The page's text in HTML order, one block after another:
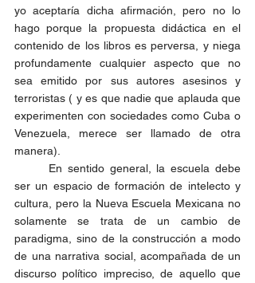
yo aceptaría dicha afirmación, pero no lo
hago porque la propuesta didáctica en el
contenido de los libros es perversa, y niega
profundamente cualquier aspecto que no
sea emitido por sus autores asesinos y
terroristas ( y es que nadie que aplauda que
experimenten con sociedades como Cuba o
Venezuela, merece ser llamado de otra
manera).
ser un espacio de formación de intelecto y
cultura, pero la Nueva Escuela Mexicana no
solamente se trata de un cambio de
paradigma, sino de la construcción a modo
de una narrativa social, acompañada de un
discurso político impreciso, de aquello que